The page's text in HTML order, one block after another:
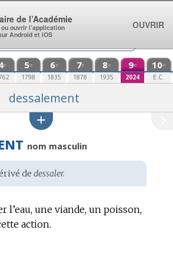
e 5e
1798
6e
1835
7e
1878
8e
1935
9e
2024
10e
E.C.
dessalement
nom masculin
de dessaler.
l’eau, une viande, un poisson,
action.
de l’Académie
ouvrir l’application
Android et iOS
OUVRIR